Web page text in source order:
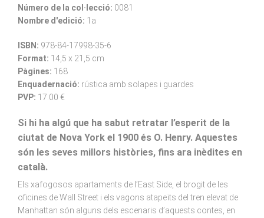
Número de la col·lecció: 0081
Nombre d'edició: 1a
ISBN: 978-84-17998-35-6
Format: 14,5 x 21,5 cm
Pàgines: 168
Enquadernació: rústica amb solapes i guardes
PVP: 17.00 €
Si hi ha algú que ha sabut retratar l’esperit de la
ciutat de Nova York el 1900 és O. Henry. Aquestes
són les seves millors històries, fins ara inèdites en
català.
Els xafogosos apartaments de l’East Side, el brogit de les
oficines de Wall Street i els vagons atapeïts del tren elevat de
Manhattan són alguns dels escenaris d’aquests contes, en